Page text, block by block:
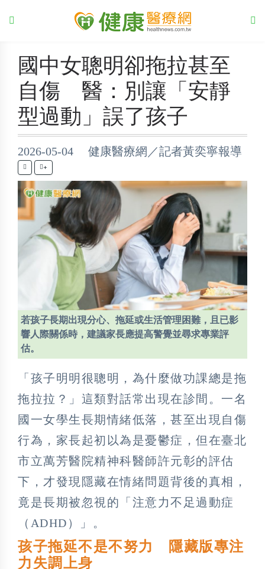
國中女聰明卻拖拉甚至
自傷 醫：別讓「安靜
型過動」誤了孩子
2026-05-04 健康醫療網／記者黃奕寧報導
+
若孩子長期出現分心、拖延或生活管理困難，且已影
響人際關係時，建議家長應提高警覺並尋求專業評
估。
「孩子明明很聰明，為什麼做功課總是拖
拖拉拉？」這類對話常出現在診間。一名
國一女學生長期情緒低落，甚至出現自傷
行為，家長起初以為是憂鬱症，但在臺北
市立萬芳醫院精神科醫師許元彰的評估
下，才發現隱藏在情緒問題背後的真相，
竟是長期被忽視的「注意力不足過動症
（ADHD）」。
孩子拖延不是不努力 隱藏版專注
力失調上身